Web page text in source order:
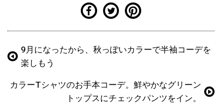
9月になったから、秋っぽいカラーで半袖コーデを
楽しもう
カラーTシャツのお手本コーデ。鮮やかなグリーン
トップスにチェックパンツをイン。